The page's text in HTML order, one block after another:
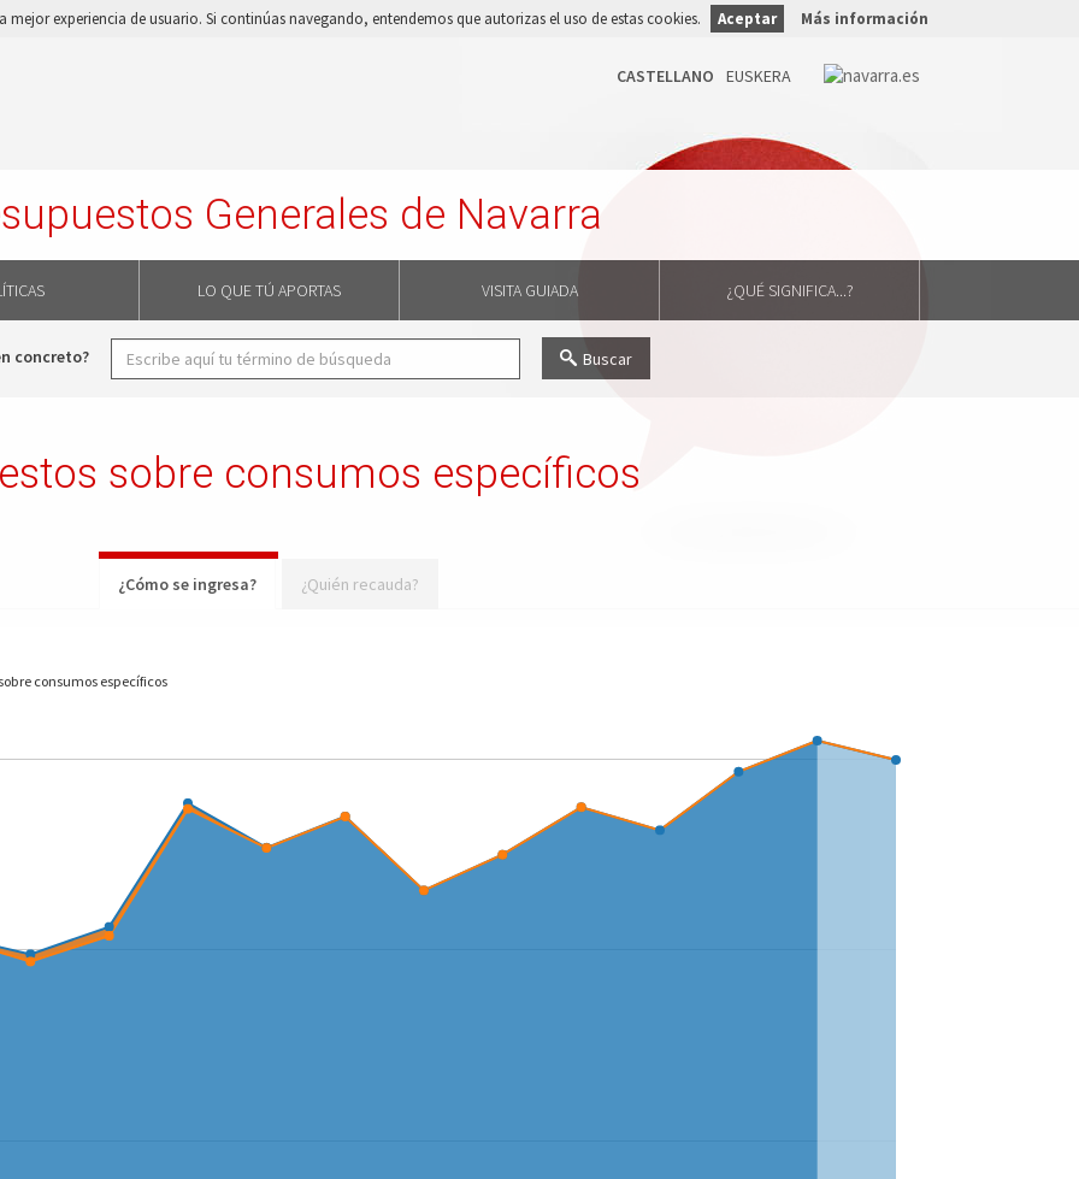
experiencia de usuario. Si continúas navegando, entendemos que autorizas el uso de estas cookies. Aceptar Más información
Generales de Navarra
LO QUE TÚ APORTAS VISITA GUIADA ¿QUÉ SIGNIFICA...?
concreto? Buscar
sobre consumos específicos
¿Cómo se ingresa? ¿Quién recauda?
consumos específicos